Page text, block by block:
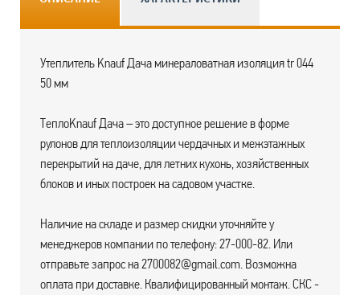
Утеплитель Knauf Дача минераловатная изоляция tr 044
50 мм
ТеплоKnauf Дача – это доступное решение в форме
рулонов для теплоизоляции чердачных и межэтажных
перекрытий на даче, для летних кухонь, хозяйственных
блоков и иных построек на садовом участке.
Наличие на складе и размер скидки уточняйте у
менеджеров компании по телефону: 27-000-82. Или
отправьте запрос на 2700082@gmail.com. Возможна
оплата при доставке. Квалифицированный монтаж. СКС -